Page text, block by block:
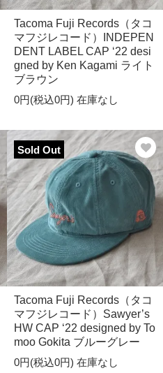
Tacoma Fuji Records（タコ
マフジレコード）INDEPEN
DENT LABEL CAP ‘22 desi
gned by Ken Kagami ライト
ブラウン
0円(税込0円) 在庫なし
Sold Out
Tacoma Fuji Records（タコ
マフジレコード）Sawyer’s
HW CAP ‘22 designed by To
moo Gokita ブルーグレー
0円(税込0円) 在庫なし